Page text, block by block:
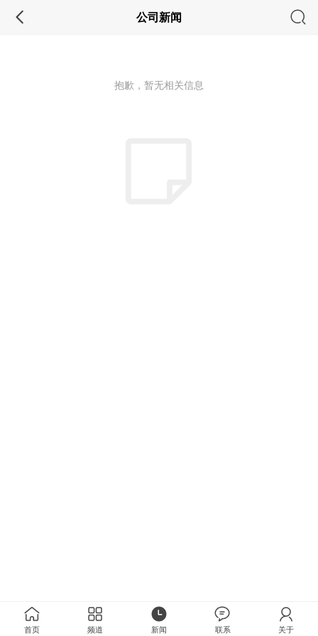
公司新闻
抱歉，暂无相关信息
首页 频道 新闻 联系 关于